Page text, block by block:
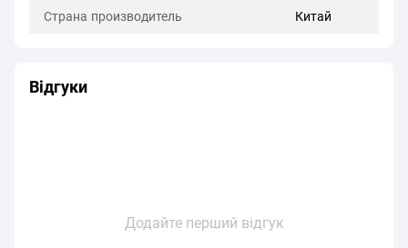
Страна производитель Китай
Відгуки
Додайте перший відгук